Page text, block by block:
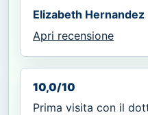
Elizabeth Hernandez
Apri recensione
10,0/10
Prima visita con il